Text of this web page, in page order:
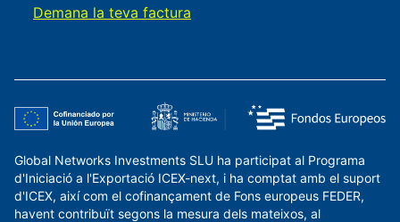
Demana la teva factura
Global Networks Investments SLU ha participat al Programa
d'Iniciació a l'Exportació ICEX-next, i ha comptat amb el suport
d'ICEX, així com el cofinançament de Fons europeus FEDER,
havent contribuït segons la mesura dels mateixos, al